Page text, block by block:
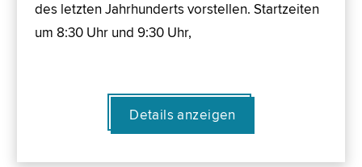
des letzten Jahrhunderts vorstellen. Startzeiten
um 8:30 Uhr und 9:30 Uhr,
Details anzeigen